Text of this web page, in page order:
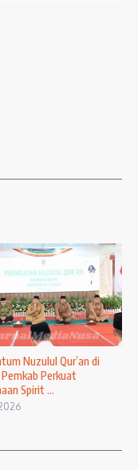
Nuzulul Qur’an di
Perkuat
Spirit ...